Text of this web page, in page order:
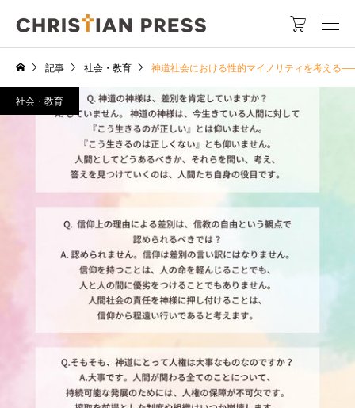

記事 社会・教育 神道社会における性的マイノリティを考え
社会・教育